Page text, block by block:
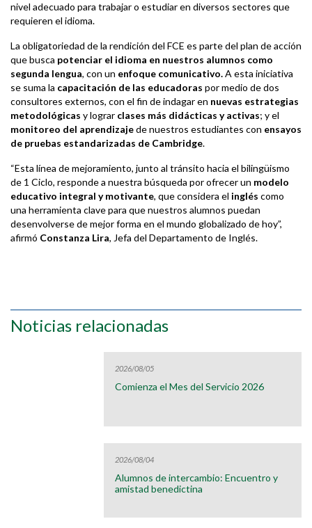
nivel adecuado para trabajar o estudiar en diversos sectores que
requieren el idioma.
La obligatoriedad de la rendición del FCE es parte del plan de acción
que busca potenciar el idioma en nuestros alumnos como
segunda lengua, con un enfoque comunicativo.A esta iniciativa
se suma la capacitación de las educadoras por medio de dos
consultores externos, con el fin de indagar en nuevas estrategias
metodológicas y lograr clases más didácticas y activas; y el
monitoreo del aprendizajede nuestros estudiantes con ensayos
de pruebas estandarizadas de Cambridge.
“Esta línea de mejoramiento, junto al tránsito hacia el bilingüismo
de 1 Ciclo, responde a nuestra búsqueda por ofrecer un modelo
educativo integral y motivante, que considera el inglés como
una herramienta clave para que nuestros alumnos puedan
desenvolverse de mejor forma en el mundo globalizado de hoy”,
afirmó Constanza Lira, Jefa del Departamento de Inglés.
Noticias relacionadas
2026/08/05
Comienza el Mes del Servicio 2026
2026/08/04
Alumnos de intercambio: Encuentro y
amistad benedictina